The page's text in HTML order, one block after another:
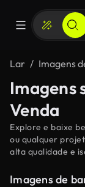
Lar Imagens
Imagens
Venda
Explore e baixe
ou qualquer
alta qualidade e
Imagens de